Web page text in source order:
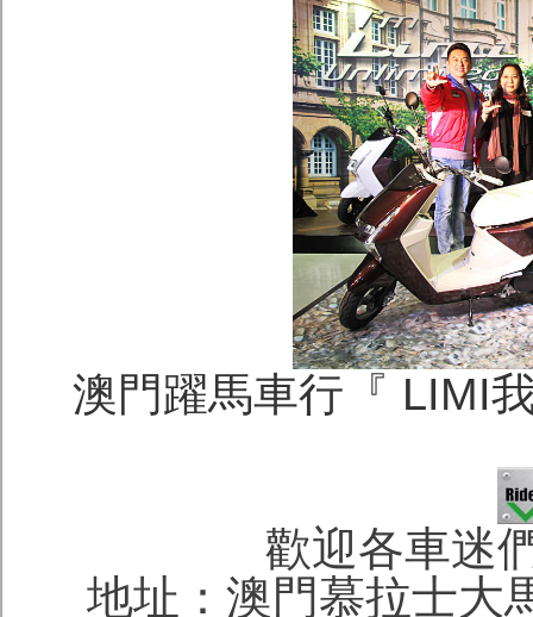
澳門躍馬車行『 LIMI
歡迎各車迷
地址：澳門慕拉士大